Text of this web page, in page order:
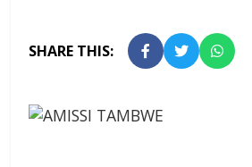
SHARE THIS: